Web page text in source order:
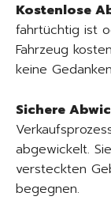
Kostenlose
fahrtüchtig ist
Fahrzeug
keine
Sichere
abgewickelt.
versteckten
begegnen.